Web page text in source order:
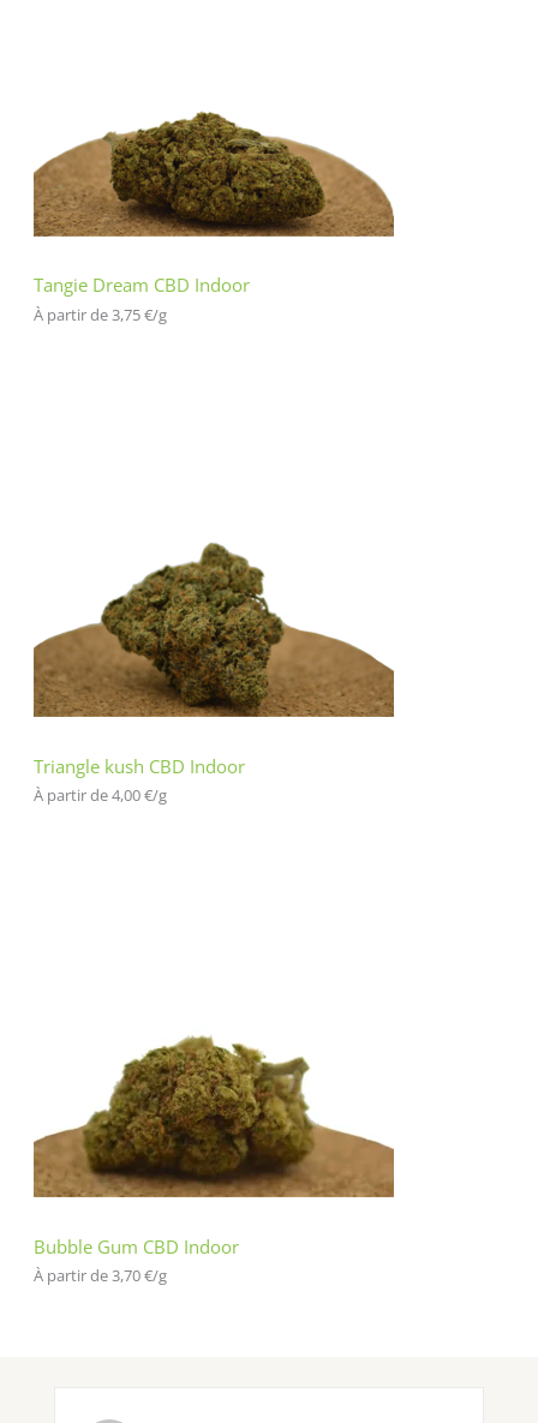
Tangie Dream CBD Indoor
À partir de 3,75€/g
Triangle kush CBD Indoor
À partir de 4,00€/g
Bubble Gum CBD Indoor
À partir de 3,70€/g